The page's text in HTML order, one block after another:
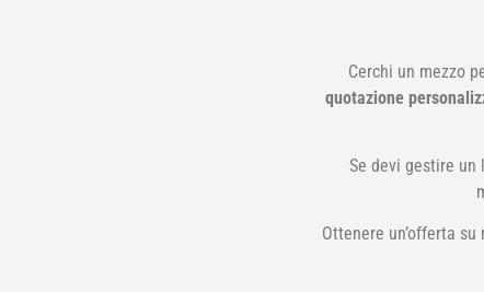
Cerchi un mezzo
quotazione
Se devi gestire un
Ottenere un’offerta